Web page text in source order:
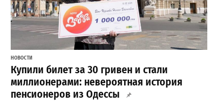
НОВОСТИ
Купили билет за 30 гривен и стали
миллионерами: невероятная история
пенсионеров из Одессы